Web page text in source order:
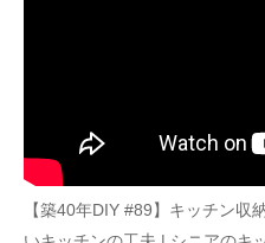
【築40年DIY #89】キッチン収